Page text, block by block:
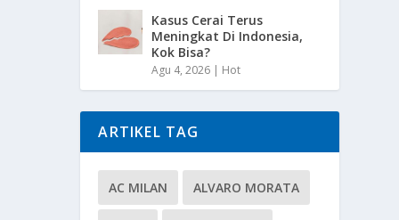
Kasus Cerai Terus
Meningkat Di Indonesia,
Kok Bisa?
Agu 4, 2026 | Hot
ARTIKEL TAG
AC MILAN ALVARO MORATA